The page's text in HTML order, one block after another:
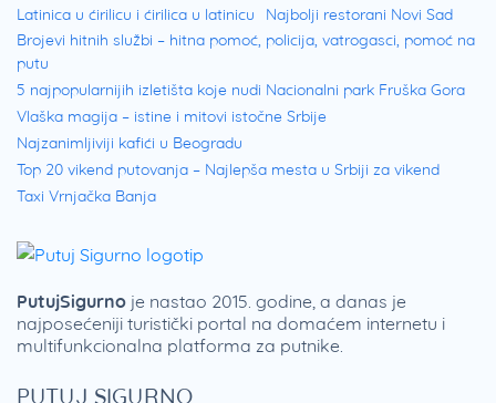
Latinica u ćirilicu i ćirilica u latinicu
Najbolji restorani Novi Sad
Brojevi hitnih službi – hitna pomoć, policija, vatrogasci, pomoć na
putu
5 najpopularnijih izletišta koje nudi Nacionalni park Fruška Gora
Vlaška magija – istine i mitovi istočne Srbije
Najzanimljiviji kafići u Beogradu
Top 20 vikend putovanja – Najlepša mesta u Srbiji za vikend
Taxi Vrnjačka Banja
PUTUJ SIGURNO
PutujSigurno je nastao 2015. godine, a danas je
najposećeniji turistički portal na domaćem internetu i
multifunkcionalna platforma za putnike.